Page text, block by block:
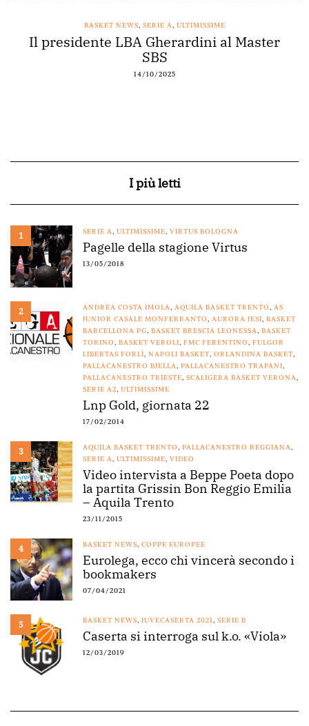
BASKET NEWS, SERIE A, ULTIMISSIME
Il presidente LBA Gherardini al Master
SBS
14/10/2025
I più letti
1 SERIE A, ULTIMISSIME, VIRTUS BOLOGNA
Pagelle della stagione Virtus
13/05/2018
2 ANDREA COSTA IMOLA, AQUILA BASKET TRENTO, AS
JUNIOR CASALE MONFERRANTO, AURORA JESI, BASKET
BARCELLONA PG, BASKET BRESCIA LEONESSA, BASKET
TORINO, BASKET VEROLI, FMC FERENTINO, FULGOR
LIBERTAS FORLÌ, NAPOLI BASKET, ORLANDINA BASKET,
PALLACANESTRO BIELLA, PALLACANESTRO TRAPANI,
PALLACANESTRO TRIESTE, SCALIGERA BASKET VERONA,
SERIE A2, ULTIMISSIME
Lnp Gold, giornata 22
17/02/2014
3 AQUILA BASKET TRENTO, PALLACANESTRO REGGIANA,
SERIE A, ULTIMISSIME, VIDEO
Video intervista a Beppe Poeta dopo
la partita Grissin Bon Reggio Emilia
– Aquila Trento
23/11/2015
4 BASKET NEWS, COPPE EUROPEE
Eurolega, ecco chi vincerà secondo i
bookmakers
07/04/2021
5 BASKET NEWS, JUVECASERTA 2021, SERIE B
Caserta si interroga sul k.o. «Viola»
12/03/2019